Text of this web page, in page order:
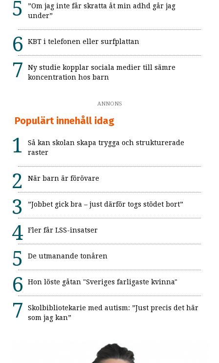
”Om jag inte får skratta åt min adhd går jag
under”
KBT i telefonen eller surfplattan
Ny studie kopplar sociala medier till sämre
koncentration hos barn
ANNONS
Populärt innehåll idag
Så kan skolan skapa trygga och strukturerade
raster
När barn är förövare
”Jobbet gick bra – just därför togs stödet bort”
Fler får LSS-insatser
De utmanande tonåren
Hon löste gåtan "Sveriges farligaste kvinna"
Skolbibliotekarie med autism: ”Just precis det här
som jag kan”